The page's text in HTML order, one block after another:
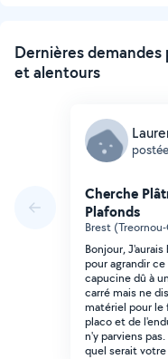
Dernières demandes
et alentours
Cherche
Plafonds
Brest
Bonjour,
pour agrandir
capucine dû à
carré mais ne
matériel pour le
placo et de
n'y parviens
quel serait